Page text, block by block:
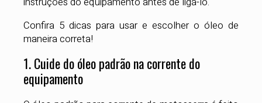
Confira 5 dicas para usar e escolher o óleo de
maneira correta!
1. Cuide do óleo padrão na corrente do
equipamento